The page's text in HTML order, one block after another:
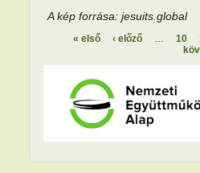
A kép forrása: jesuits.global
« első ‹ előző 10